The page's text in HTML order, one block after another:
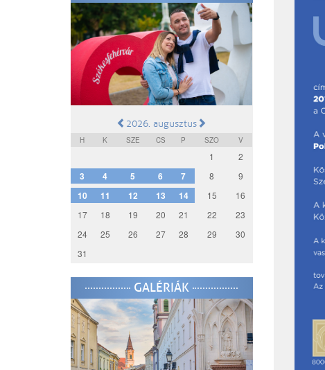
2026. augusztus
H K SZE CS P SZO V
1 2
3 4 5 6 7 8 9
10 11 12 13 14 15
16
17
18 19 20 21 22
23
24
25 26 27 28 29
30
31
GALÉRIÁK